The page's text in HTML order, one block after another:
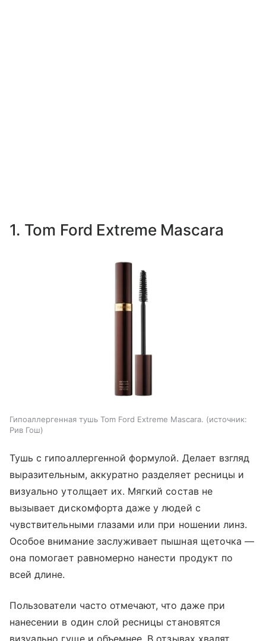
1. Tom Ford Extreme Mascara
Гипоаллергенная тушь Tom Ford Extreme Mascara.
источник:
Рив Гош
Тушь с гипоаллергенной формулой. Делает взгляд
выразительным, аккуратно разделяет ресницы и
визуально утолщает их. Мягкий состав не
вызывает дискомфорта даже у людей с
чувствительными глазами или при ношении линз.
Особое внимание заслуживает пышная щеточка —
она помогает равномерно нанести продукт по
всей длине.
Пользователи часто отмечают, что даже при
нанесении в один слой ресницы становятся
визуально гуще и объемнее. В отзывах хвалят